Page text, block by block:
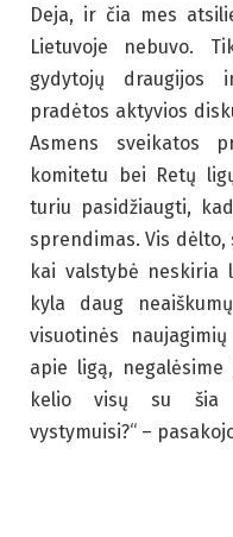
Deja, ir čia mes
Lietuvoje nebuvo.
gydytojų draugijos
pradėtos aktyvios
Asmens sveikatos
komitetu bei Retų
turiu pasidžiaugti,
sprendimas. Vis dėlto,
kai valstybė neskiria
kyla daug
visuotinės
apie ligą,
kelio visų su šia
vystymuisi?“ –